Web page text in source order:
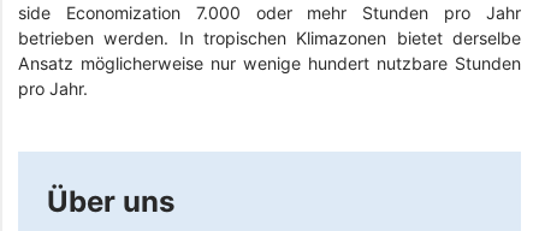
side Economization 7.000 oder mehr Stunden pro Jahr
betrieben werden. In tropischen Klimazonen bietet derselbe
Ansatz möglicherweise nur wenige hundert nutzbare Stunden
pro Jahr.
Über uns